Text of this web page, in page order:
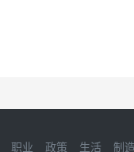
职业 政策 生活 制